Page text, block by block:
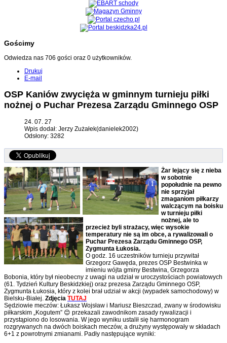
Gościmy
Odwiedza nas 706 gości oraz 0 użytkowników.
Drukuj
E-mail
OSP Kaniów zwycięża w gminnym turnieju piłki
nożnej o Puchar Prezesa Zarządu Gminnego OSP
24. 07. 27
Wpis dodał: Jerzy Zużałek(danielek2002)
Odsłony: 3282
Żar lejący się z nieba
w sobotnie
popołudnie na pewno
nie sprzyjał
zmaganiom piłkarzy
walczącym na boisku
w turnieju piłki
nożnej, ale to
przecież byli strażacy, więc wysokie
temperatury nie są im obce, a rywalizowali o
Puchar Prezesa Zarządu Gminnego OSP,
Zygmunta Łukosia.
O godz. 16 uczestników turnieju przywitał
Grzegorz Gawęda, prezes OSP Bestwinka w
imieniu wójta gminy Bestwina, Grzegorza
Bobonia, który był nieobecny z uwagi na udział w uroczystościach powiatowych
(61. Tydzień Kultury Beskidzkiej) oraz prezesa Zarządu Gminnego OSP,
Zygmunta Łukosia, który z kolei brał udział w akcji (wypadek samochodowy) w
Bielsku-Białej. Zdjęcia TUTAJ
Sędziowie meczów: Łukasz Wojsław i Mariusz Bieszczad, zwany w środowisku
piłkarskim „Kogutem” 😊 przekazali zawodnikom zasady rywalizacji i
przystąpiono do losowania. W jego wyniku ustalił się harmonogram
rozgrywanych na dwóch boiskach meczów, a drużyny występowały w składach
6+1 z powrotnymi zmianami. Padły następujące wyniki: